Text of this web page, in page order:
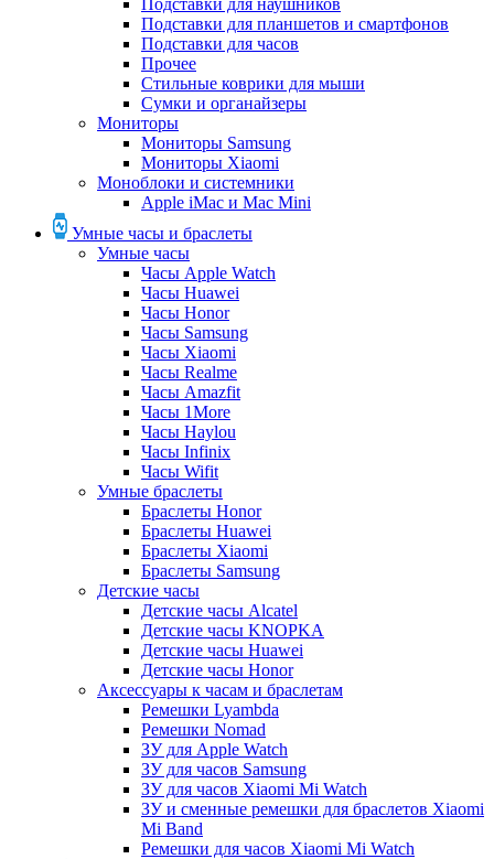
Подставки для наушников
Подставки для планшетов и смартфонов
Подставки для часов
Прочее
Стильные коврики для мыши
Сумки и органайзеры
Мониторы
Мониторы Samsung
Мониторы Xiaomi
Моноблоки и системники
Apple iMac и Mac Mini
Умные часы и браслеты
Умные часы
Часы Apple Watch
Часы Huawei
Часы Honor
Часы Samsung
Часы Xiaomi
Часы Realme
Часы Amazfit
Часы 1More
Часы Haylou
Часы Infinix
Часы Wifit
Умные браслеты
Браслеты Honor
Браслеты Huawei
Браслеты Xiaomi
Браслеты Samsung
Детские часы
Детские часы Alcatel
Детские часы KNOPKA
Детские часы Huawei
Детские часы Honor
Аксессуары к часам и браслетам
Ремешки Lyambda
Ремешки Nomad
ЗУ для Apple Watch
ЗУ для часов Samsung
ЗУ для часов Xiaomi Mi Watch
ЗУ и сменные ремешки для браслетов Xiaomi
Mi Band
Ремешки для часов Xiaomi Mi Watch